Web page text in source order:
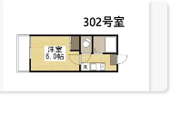
に入